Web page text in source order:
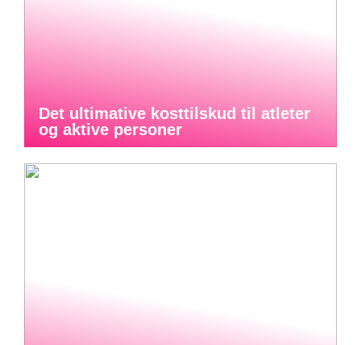
Det ultimative kosttilskud til atleter
og aktive personer